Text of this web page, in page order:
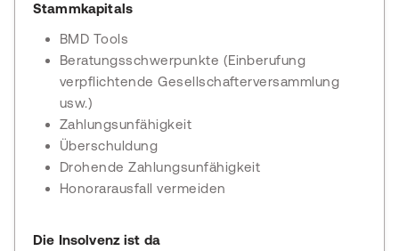
Stammkapitals
BMD Tools
Beratungsschwerpunkte (Einberufung
verpflichtende Gesellschafterversammlung
usw.)
Zahlungsunfähigkeit
Überschuldung
Drohende Zahlungsunfähigkeit
Honorarausfall vermeiden
Die Insolvenz ist da